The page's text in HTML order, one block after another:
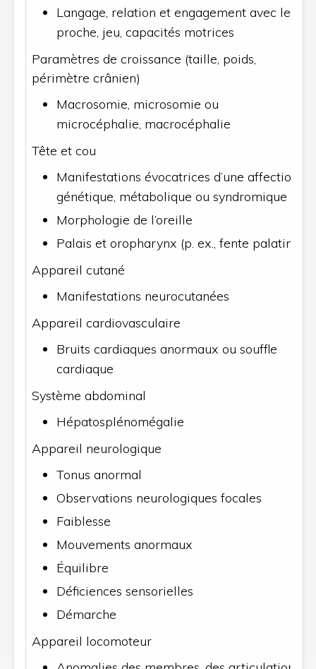
Langage, relation et engagement avec le
proche, jeu, capacités motrices
Paramètres de croissance (taille, poids,
périmètre crânien)
Macrosomie, microsomie ou
microcéphalie, macrocéphalie
Tête et cou
Manifestations évocatrices d’une affection
génétique, métabolique ou syndromique
Morphologie de l’oreille
Palais et oropharynx (p. ex., fente palatine)
Appareil cutané
Manifestations neurocutanées
Appareil cardiovasculaire
Bruits cardiaques anormaux ou souffle
cardiaque
Système abdominal
Hépatosplénomégalie
Appareil neurologique
Tonus anormal
Observations neurologiques focales
Faiblesse
Mouvements anormaux
Équilibre
Déficiences sensorielles
Démarche
Appareil locomoteur